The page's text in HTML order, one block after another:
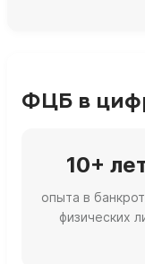
ФЦБ в
10+
опыта в
физических